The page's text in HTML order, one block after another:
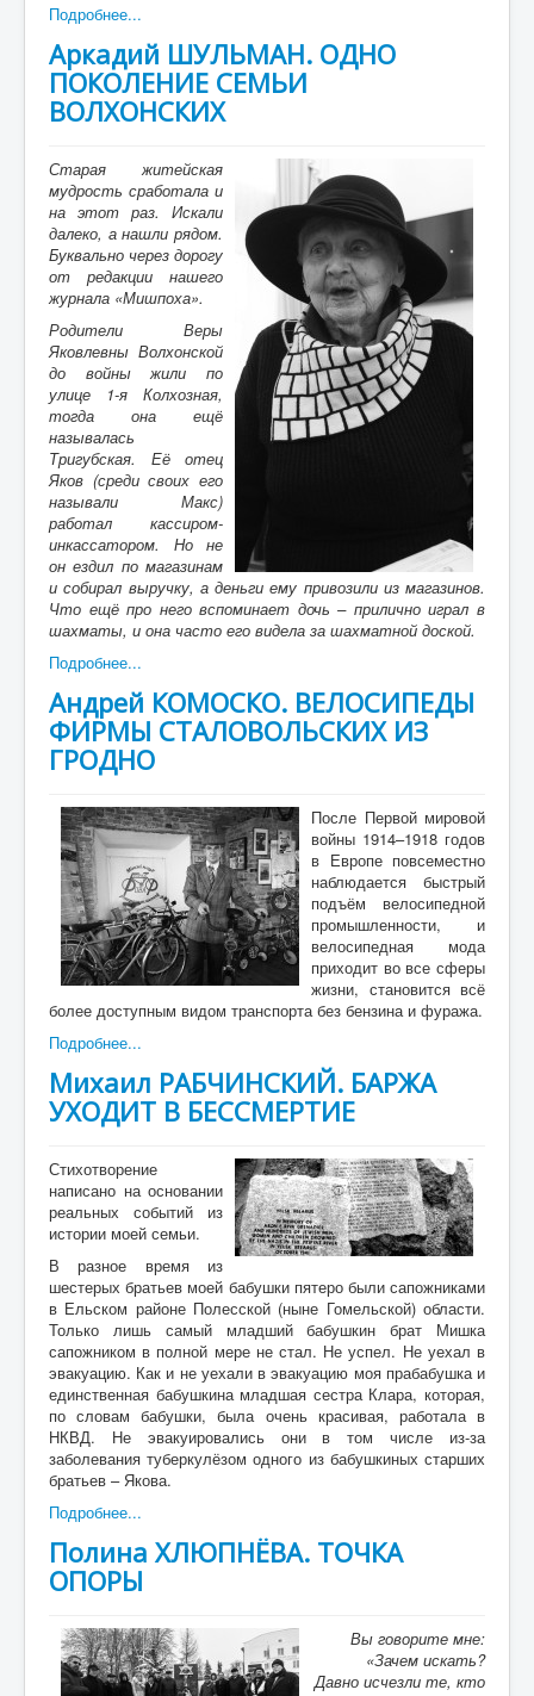
Подробнее...
Аркадий ШУЛЬМАН. ОДНО
ПОКОЛЕНИЕ СЕМЬИ
ВОЛХОНСКИХ
Старая житейская
мудрость сработала и
на этот раз. Искали
далеко, а нашли рядом.
Буквально через дорогу
от редакции нашего
журнала «Мишпоха».
Родители Веры
Яковлевны Волхонской
до войны жили по
улице 1-я Колхозная,
тогда она ещё
называлась
Тригубская. Её отец
Яков (среди своих его
называли Макс)
работал кассиром-
инкассатором. Но не
он ездил по магазинам
и собирал выручку, а деньги ему привозили из магазинов.
Что ещё про него вспоминает дочь – прилично играл в
шахматы, и она часто его видела за шахматной доской.
Подробнее...
Андрей КОМОСКО. ВЕЛОСИПЕДЫ
ФИРМЫ СТАЛОВОЛЬСКИХ ИЗ
ГРОДНО
После Первой мировой
войны 1914–1918 годов
в Европе повсеместно
наблюдается быстрый
подъём велосипедной
промышленности, и
велосипедная мода
приходит во все сферы
жизни, становится всё
более доступным видом транспорта без бензина и фуража.
Подробнее...
Михаил РАБЧИНСКИЙ. БАРЖА
УХОДИТ В БЕССМЕРТИЕ
Стихотворение
написано на основании
реальных событий из
истории моей семьи.
В разное время из
шестерых братьев моей бабушки пятеро были сапожниками
в Ельском районе Полесской (ныне Гомельской) области.
Только лишь самый младший бабушкин брат Мишка
сапожником в полной мере не стал. Не успел. Не уехал в
эвакуацию. Как и не уехали в эвакуацию моя прабабушка и
единственная бабушкина младшая сестра Клара, которая,
по словам бабушки, была очень красивая, работала в
НКВД. Не эвакуировались они в том числе из-за
заболевания туберкулёзом одного из бабушкиных старших
братьев – Якова.
Подробнее...
Полина ХЛЮПНЁВА. ТОЧКА
ОПОРЫ
Вы говорите мне:
«Зачем искать?
Давно исчезли те, кто